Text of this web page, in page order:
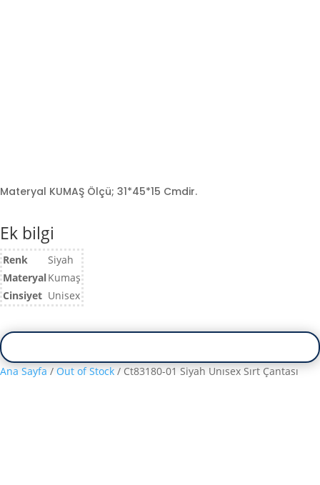
Materyal KUMAŞ Ölçü; 31*45*15 Cmdir.
Ek bilgi
Renk
Siyah
MateryalKumaş
Cinsiyet Unisex
Ana Sayfa / Out of Stock / Ct83180-01 Siyah Unısex Sırt Çantası